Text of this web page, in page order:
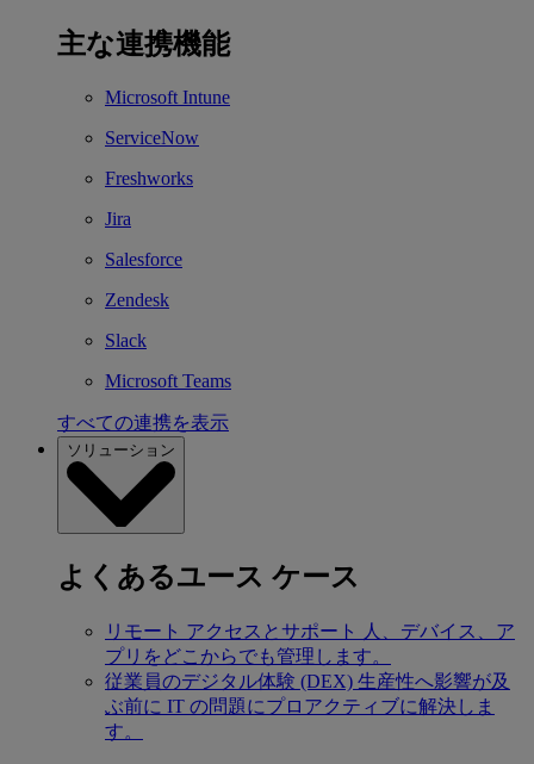
主な連携機能
Microsoft Intune
ServiceNow
Freshworks
Jira
Salesforce
Zendesk
Slack
Microsoft Teams
すべての連携を表示
ソリューション
よくあるユース ケース
リモート アクセスとサポート
人、デバイス、ア
プリをどこからでも管理します。
従業員のデジタル体験 (DEX) 生産性へ影響が及
ぶ前に IT の問題にプロアクティブに解決しま
す。